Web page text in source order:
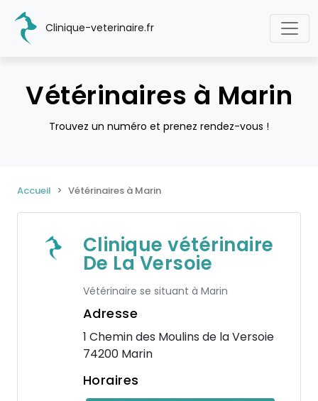
Clinique-veterinaire.fr
Vétérinaires à Marin
Trouvez un numéro et prenez rendez-vous !
Accueil Vétérinaires à Marin
Clinique vétérinaire
De La Versoie
Vétérinaire se situant à Marin
Adresse
1 Chemin des Moulins de la Versoie
74200 Marin
Horaires